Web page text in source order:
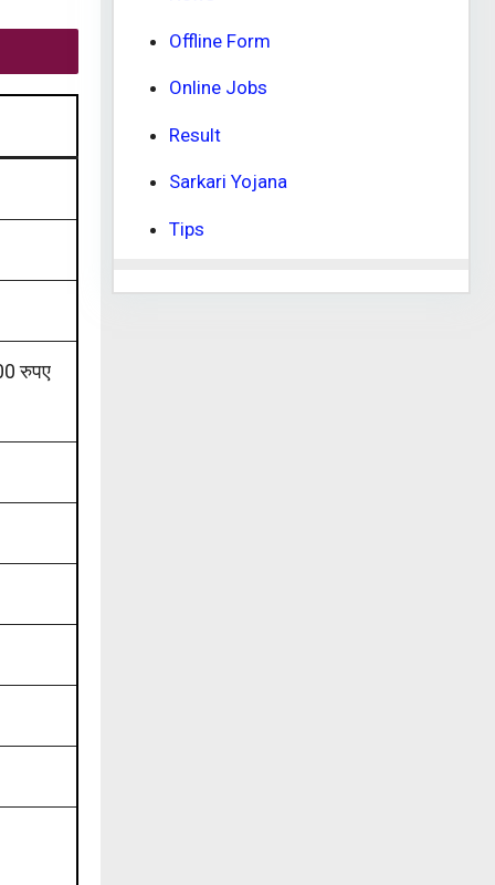
रुपए
Offline Form
Online Jobs
Result
Sarkari Yojana
Tips